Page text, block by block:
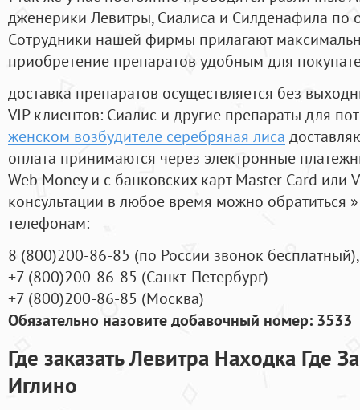
дженерики Левитры, Сиалиса и Силденафила по
Cотрудники нашей фирмы прилагают
приобретение препаратов удобным для
доставка препаратов осуществляется без
VIP клиентов: Сиалис и другие препараты для
женском возбудителе серебряная лиса
оплата принимаются через электронные
Web Money и с банковских карт Master Card или
консультации в любое время можно обратиться
телефонам:
8 (800)200-86-85 (по России звонок бесплатный),
+7 (800)200-86-85 (Санкт-Петербург)
+7 (800)200-86-85 (Москва)
Обязательно назовите добавочный номер: 3533
Где заказать Левитра Находка Где
Иглино